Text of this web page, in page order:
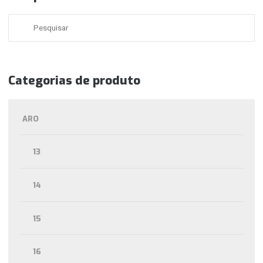
Categorias de produto
ARO
13
14
15
16